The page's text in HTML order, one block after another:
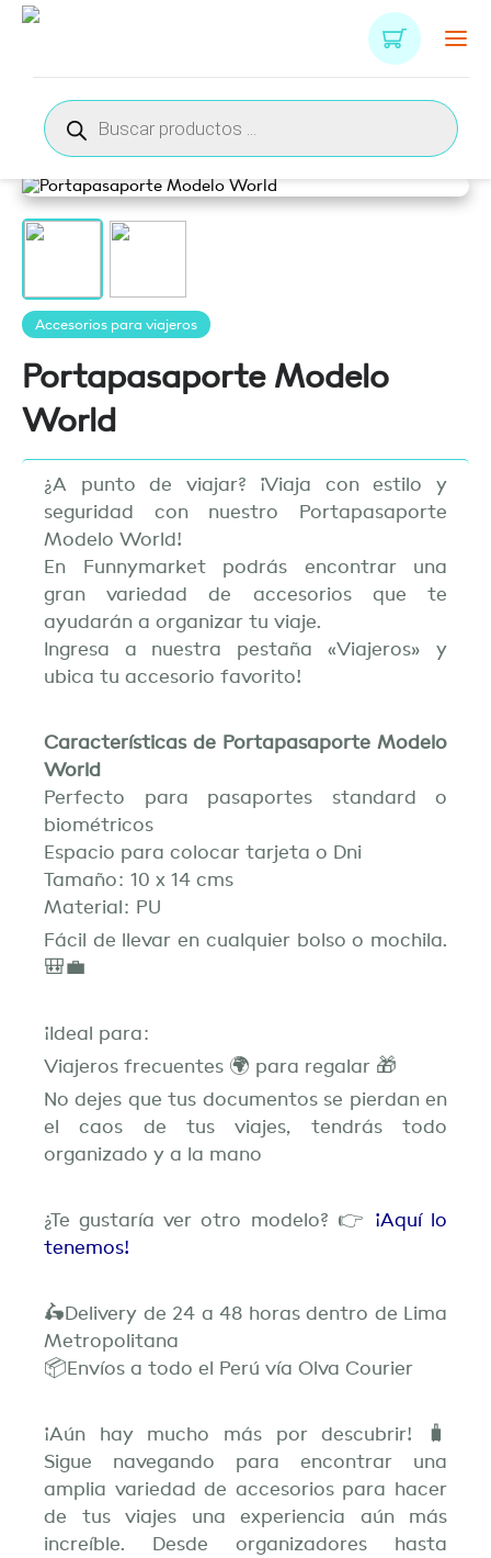
Búsqueda
de
productos
Accesorios para viajeros
Portapasaporte Modelo
World
¿A punto de viajar? ¡Viaja con estilo y
seguridad con nuestro Portapasaporte
Modelo World!
En Funnymarket podrás encontrar una
gran variedad de accesorios que te
ayudarán a organizar tu viaje.
Ingresa a nuestra pestaña «Viajeros» y
ubica tu accesorio favorito!
Características de Portapasaporte Modelo
World
Perfecto para pasaportes standard o
biométricos
Espacio para colocar tarjeta o Dni
Tamaño: 10 x 14 cms
Material: PU
Fácil de llevar en cualquier bolso o mochila.
🎒💼
¡Ideal para:
Viajeros frecuentes 🌍 para regalar 🎁
No dejes que tus documentos se pierdan en
el caos de tus viajes, tendrás todo
organizado y a la mano
¿Te gustaría ver otro modelo? 👉 ¡Aquí lo
tenemos!
🛵Delivery de 24 a 48 horas dentro de Lima
Metropolitana
📦Envíos a todo el Perú vía Olva Courier
¡Aún hay mucho más por descubrir! 🧳
Sigue navegando para encontrar una
amplia variedad de accesorios para hacer
de tus viajes una experiencia aún más
increíble. Desde organizadores hasta